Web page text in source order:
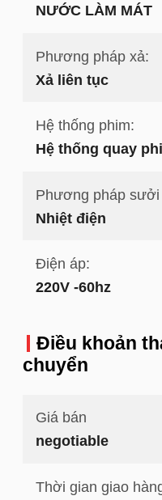
NƯỚC LÀM MÁT
Phương pháp xả:
Xả liên tục
Hệ thống phim:
Hệ thống quay
Phương pháp sưởi
Nhiệt điện
Điện áp:
220V -60hz
Điều khoản
chuyển
Giá bán
negotiable
Thời gian giao